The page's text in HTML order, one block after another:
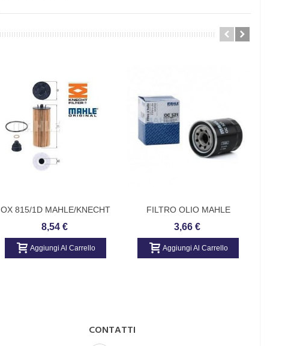
OX 815/1D MAHLE/KNECHT
FILTRO OLIO BMW, Mini
8,54 €
Aggiungi Al Carrello
FILTRO OLIO MAHLE
ORIGINAL
3,66 €
Aggiungi Al Carrello
CONTATTI